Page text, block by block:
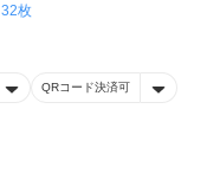
32枚
QRコード決済可